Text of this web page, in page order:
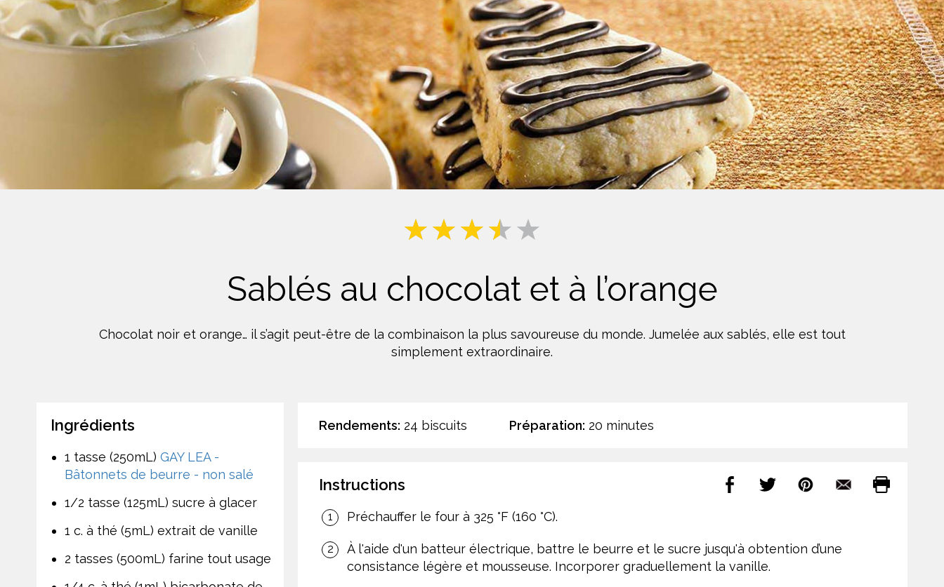
Crème Fouettée Desserts
Boissons
Lait
Yogourt
Sablés au chocolat et à l’orange
Chocolat noir et orange… il s’agit peut-être de la combinaison la plus savoureuse du monde. Jumelée aux sablés, elle est tout
simplement extraordinaire.
Rendements: 24 biscuits Préparation: 20 minutes
Instructions
Préchauffer le four à 325 °F (160 °C).
À l'aide d'un batteur électrique, battre le beurre et le sucre jusqu'à obtention d’une
consistance légère et mousseuse. Incorporer graduellement la vanille.
Ingrédients
1 tasse (250mL) GAY LEA -
Bâtonnets de beurre - non salé
1/2 tasse (125mL) sucre à glacer
1 c. à thé (5mL) extrait de vanille
2 tasses (500mL) farine tout usage